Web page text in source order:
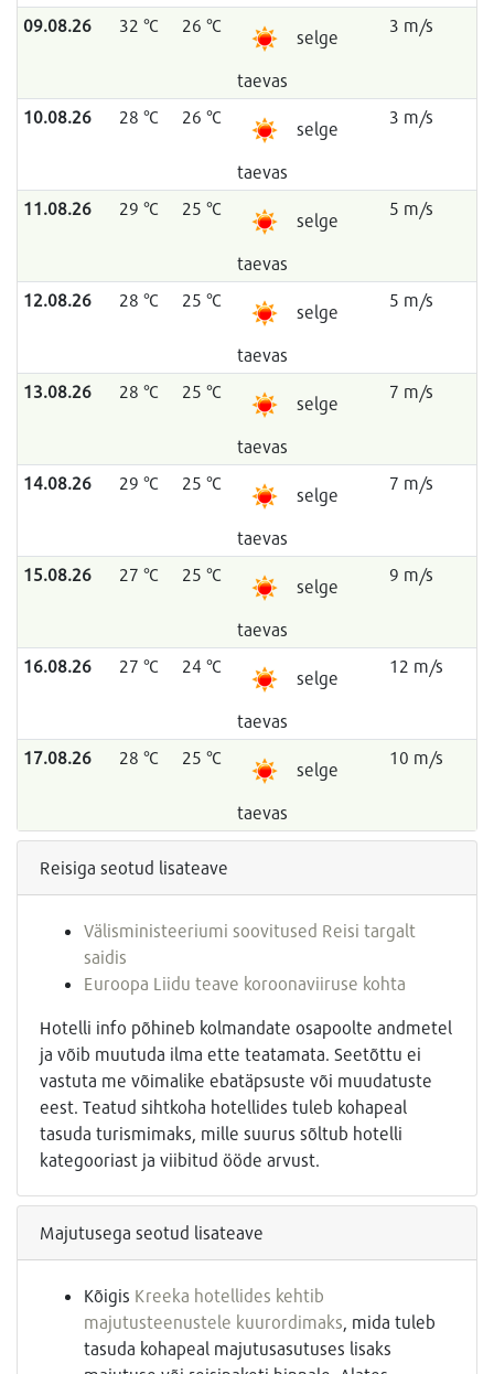
09.08.26 32 °C 26 °C
selge
taevas
3 m/s
10.08.26 28 °C 26 °C
selge
taevas
3 m/s
11.08.26 29 °C 25 °C
selge
taevas
5 m/s
12.08.26 28 °C 25 °C
selge
taevas
5 m/s
13.08.26 28 °C 25 °C
selge
taevas
7 m/s
14.08.26 29 °C 25 °C
selge
taevas
7 m/s
15.08.26 27 °C 25 °C
selge
taevas
9 m/s
16.08.26 27 °C 24 °C
selge
taevas
12 m/s
17.08.26 28 °C 25 °C
selge
taevas
10 m/s
Reisiga seotud lisateave
Välisministeeriumi soovitused Reisi targalt
saidis
Euroopa Liidu teave koroonaviiruse kohta
Hotelli info põhineb kolmandate osapoolte andmetel
ja võib muutuda ilma ette teatamata. Seetõttu ei
vastuta me võimalike ebatäpsuste või muudatuste
eest. Teatud sihtkoha hotellides tuleb kohapeal
tasuda turismimaks, mille suurus sõltub hotelli
kategooriast ja viibitud ööde arvust.
Majutusega seotud lisateave
Kõigis Kreeka hotellides kehtib
majutusteenustele kuurordimaks, mida tuleb
tasuda kohapeal majutusasutuses lisaks